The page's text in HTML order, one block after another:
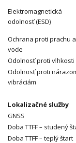
Elektromagnetická
odolnosť (ESD)
Ochrana proti prachu a
vode
Odolnosť proti vlhkosti
Odolnosť proti
vibráciám
Lokalizačné služby
GNSS
Doba TTFF – studený
Doba TTFF – teplý štart